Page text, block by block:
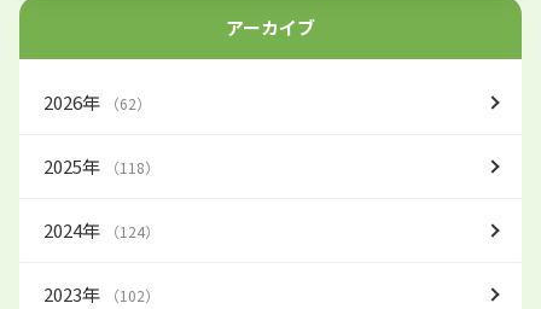
アーカイブ
2026年 （62）
2025年 （118）
2024年 （124）
2023年 （102）